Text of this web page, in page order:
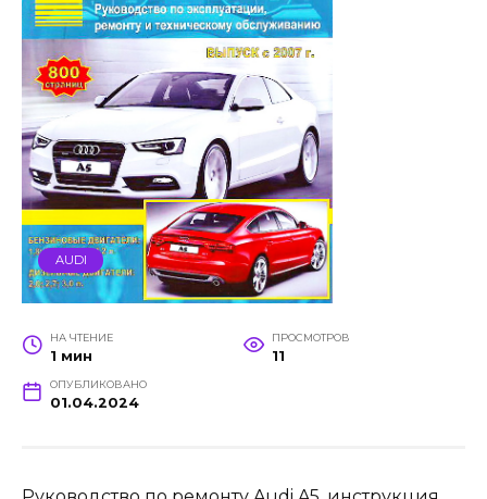
AUDI
НА ЧТЕНИЕ
1 мин
ПРОСМОТРОВ
11
ОПУБЛИКОВАНО
01.04.2024